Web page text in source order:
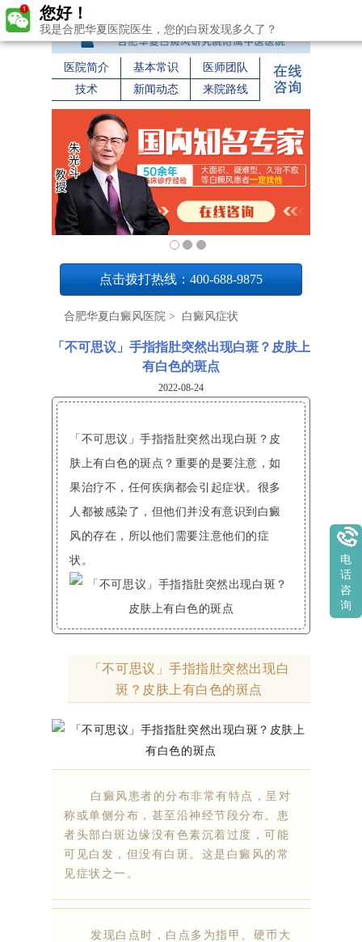
医院简介 基本常识
医师团队
技术
新闻动态 来院路线
点击拨打热线：400-688-9875
合肥华夏白癜风医院 > 白癜风症状
「不可思议」手指指肚突然出现白斑？皮肤上
有白色的斑点
2022-08-24
「不可思议」手指指肚突然出现白斑？皮
肤上有白色的斑点？重要的是要注意，如
果治疗不，任何疾病都会引起症状。很多
人都被感染了，但他们并没有意识到白癜
风的存在，所以他们需要注意他们的症
状。
「不可思议」手指指肚突然出现白
斑？皮肤上有白色的斑点
白癜风患者的分布非常有特点，呈对
称或单侧分布，甚至沿神经节段分布。患
者头部白斑边缘没有色素沉着过度，可能
可见白发，但没有白斑。这是白癜风的常
见症状之一。
发现白点时，白点多为指甲、硬币大
您好！
我是合肥华夏医院医生，您的白斑发现多久了？
电
话
咨
询